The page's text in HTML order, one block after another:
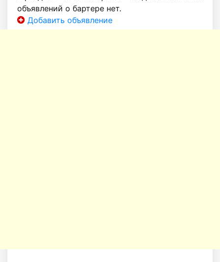
объявлений о бартере нет.
Добавить объявление